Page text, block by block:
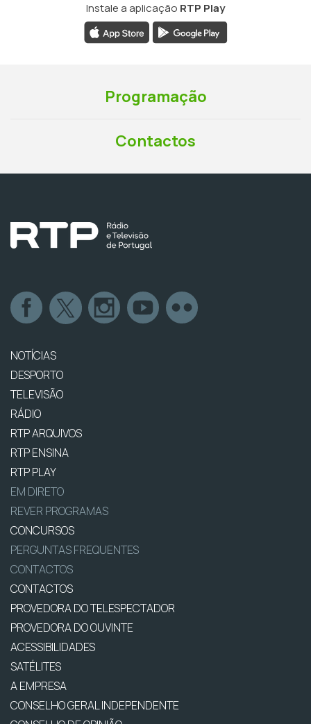
Instale a aplicação RTP Play
Programação
Contactos
NOTÍCIAS
DESPORTO
TELEVISÃO
RÁDIO
RTP ARQUIVOS
RTP ENSINA
RTP PLAY
EM DIRETO
REVER PROGRAMAS
CONCURSOS
PERGUNTAS FREQUENTES
CONTACTOS
CONTACTOS
PROVEDORA DO TELESPECTADOR
PROVEDORA DO OUVINTE
ACESSIBILIDADES
SATÉLITES
A EMPRESA
CONSELHO GERAL INDEPENDENTE